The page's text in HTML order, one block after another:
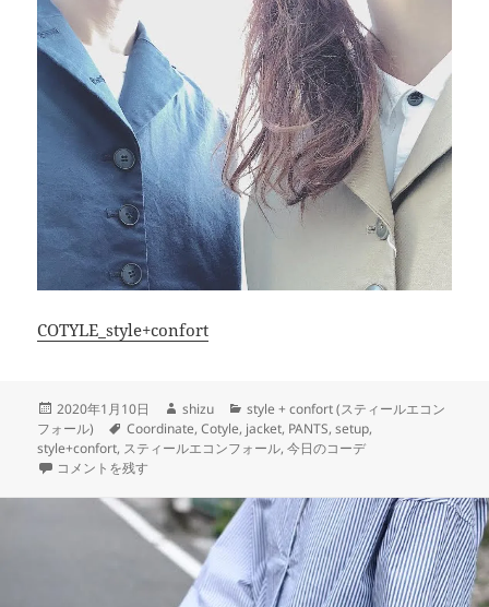
COTYLE_style+confort
投
稿
日:
2020年1月10日
作
成
者
shizu
カ
テ
ゴ
style + confort (スティールエコン
フォール)
タ
グ
Coordinate,Cotyle, jacket, PANTS,setup,
style+confort, スティールエコンフォール,今日のコーデ
セットアップを楽しむ！style+confort に
コメントを残す